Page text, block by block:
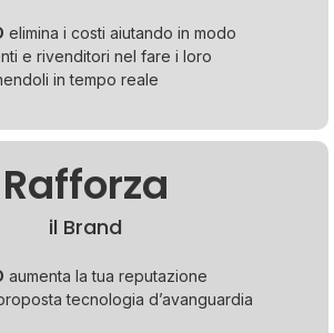
elimina i costi aiutando in modo
e rivenditori nel fare i loro
in tempo reale
Rafforza
il Brand
aumenta la tua reputazione
tecnologia d’avanguardia